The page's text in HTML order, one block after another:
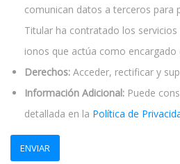
comunican datos a terceros para
Titular ha contratado los
ionos que actúa como
Derechos: Acceder, rectificar y
Información Adicional: Puede
detallada en la Política de